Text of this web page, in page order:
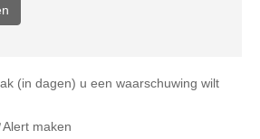
(in dagen) u een waarschuwing wilt
Alert maken